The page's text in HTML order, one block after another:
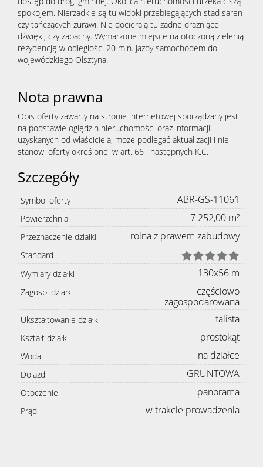
spokojem. Nierzadkie są tu widoki przebiegających stad saren
czy tańczących żurawi. Nie docierają tu żadne drażniące
dźwięki, czy zapachy. Wymarzone miejsce na otoczoną zielenią
rezydencję w odległości 20 min. jazdy samochodem do
wojewódzkiego Olsztyna.
Nota prawna
Opis oferty zawarty na stronie internetowej sporządzany jest
na podstawie oględzin nieruchomości oraz informacji
uzyskanych od właściciela, może podlegać aktualizacji i nie
stanowi oferty określonej w art. 66 i następnych K.C.
Szczegóły
Symbol oferty ABR-GS-11061
Powierzchnia 7 252,00 m²
Przeznaczenie działki rolna z prawem zabudowy
Standard
Wymiary działki
130x56 m
Zagosp. działki
częściowo
zagospodarowana
Ukształtowanie działki falista
Kształt działki prostokąt
Woda na działce
Dojazd GRUNTOWA
Otoczenie panorama
Prąd w trakcie prowadzenia